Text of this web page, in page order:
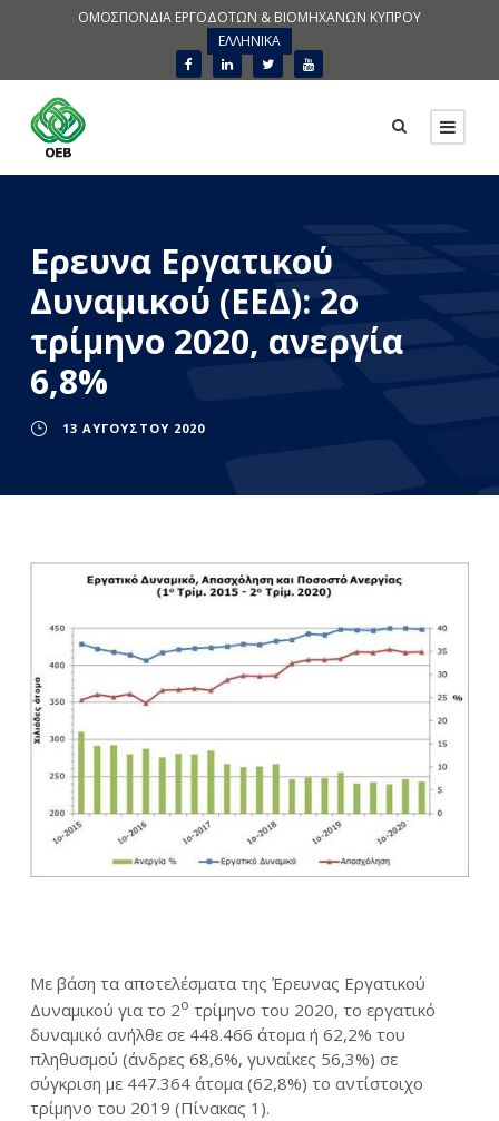
ΟΜΟΣΠΟΝΔΙΑ ΕΡΓΟΔΟΤΩΝ & ΒΙΟΜΗΧΑΝΩΝ ΚΥΠΡΟΥ
ΕΛΛΗΝΙΚΑ
Ερευνα Εργατικού
Δυναμικού (ΕΕΔ): 2ο
τρίμηνο 2020, ανεργία
6,8%
13 ΑΥΓΟΎΣΤΟΥ 2020
Με βάση τα αποτελέσματα της Έρευνας Εργατικού
Δυναμικού για το 2ο τρίμηνο του 2020, το εργατικό
δυναμικό ανήλθε σε 448.466 άτομα ή 62,2% του
πληθυσμού (άνδρες 68,6%, γυναίκες 56,3%) σε
σύγκριση με 447.364 άτομα (62,8%) το αντίστοιχο
τρίμηνο του 2019 (Πίνακας 1).